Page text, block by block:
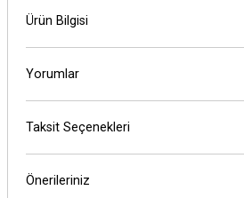
Ürün Bilgisi
Yorumlar
Taksit Seçenekleri
Önerileriniz